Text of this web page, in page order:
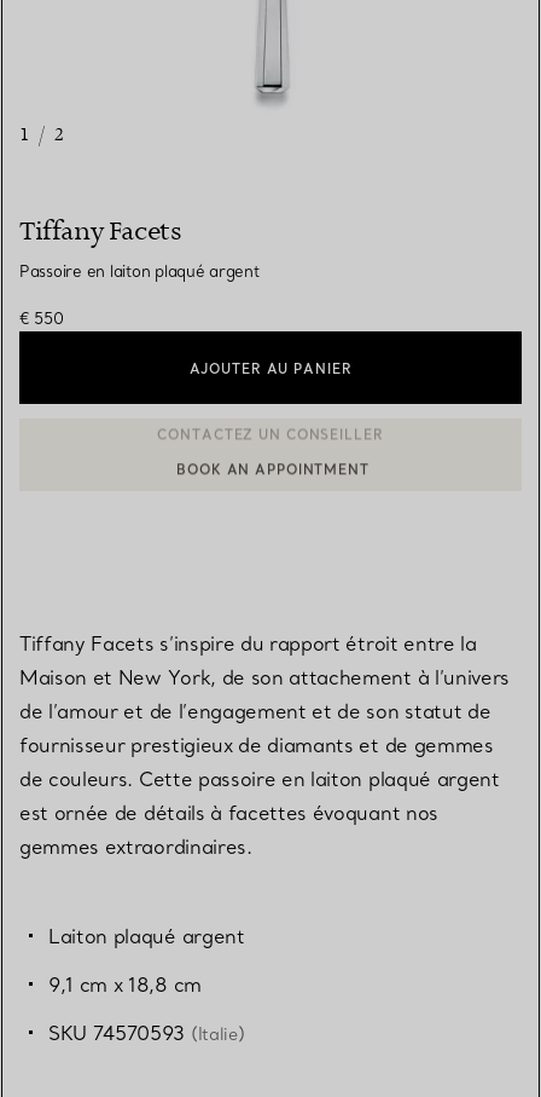
1 / 2
Tiffany Facets
Passoire en laiton plaqué argent
€ 550
AJOUTER AU PANIER
CONTACTER UN CONSEILLER CLIENT OU PRENDRE RENDEZ-
Tiffany Facets s’inspire du rapport étroit entre la
Maison et New York, de son attachement à l’univers
de l’amour et de l’engagement et de son statut de
fournisseur prestigieux de diamants et de gemmes
de couleurs. Cette passoire en laiton plaqué argent
est ornée de détails à facettes évoquant nos
gemmes extraordinaires.
Laiton plaqué argent
9,1 cm x 18,8 cm
SKU 74570593 (Italie)